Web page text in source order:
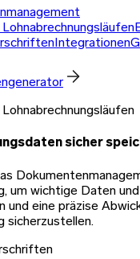
Integrationen
sicher
um wichtige Daten
und eine präzise
sicherzustellen.